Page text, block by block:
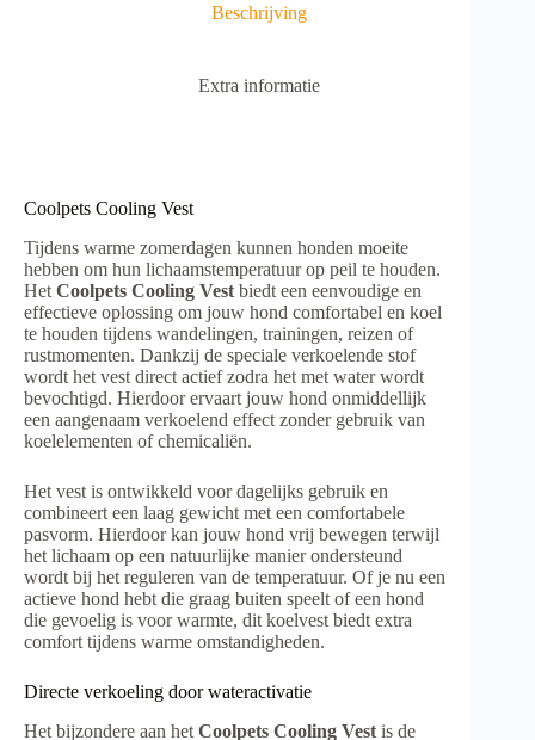
Beschrijving
Extra informatie
Coolpets Cooling Vest
Tijdens warme zomerdagen kunnen honden moeite
hebben om hun lichaamstemperatuur op peil te houden.
Het Coolpets Cooling Vest biedt een eenvoudige en
effectieve oplossing om jouw hond comfortabel en koel
te houden tijdens wandelingen, trainingen, reizen of
rustmomenten. Dankzij de speciale verkoelende stof
wordt het vest direct actief zodra het met water wordt
bevochtigd. Hierdoor ervaart jouw hond onmiddellijk
een aangenaam verkoelend effect zonder gebruik van
koelelementen of chemicaliën.
Het vest is ontwikkeld voor dagelijks gebruik en
combineert een laag gewicht met een comfortabele
pasvorm. Hierdoor kan jouw hond vrij bewegen terwijl
het lichaam op een natuurlijke manier ondersteund
wordt bij het reguleren van de temperatuur. Of je nu een
actieve hond hebt die graag buiten speelt of een hond
die gevoelig is voor warmte, dit koelvest biedt extra
comfort tijdens warme omstandigheden.
Directe verkoeling door wateractivatie
Het bijzondere aan het Coolpets Cooling Vest is de